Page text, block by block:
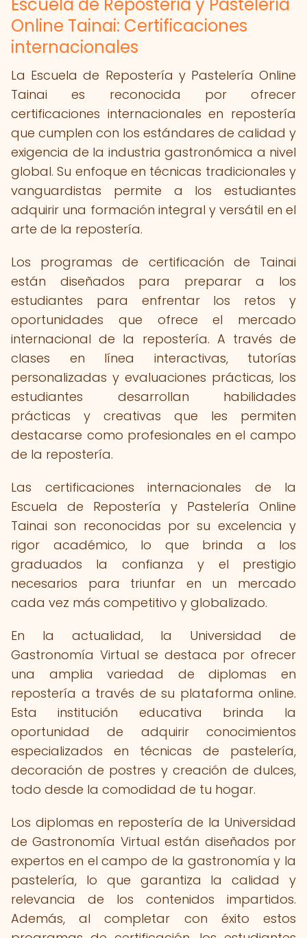
Online Tainai: Certificaciones
internacionales
La Escuela de Repostería y Pastelería Online
Tainai es reconocida por ofrecer
certificaciones internacionales en repostería
que cumplen con los estándares de calidad y
exigencia de la industria gastronómica a nivel
global. Su enfoque en técnicas tradicionales y
vanguardistas permite a los estudiantes
adquirir una formación integral y versátil en el
arte de la repostería.
Los programas de certificación de Tainai
están diseñados para preparar a los
estudiantes para enfrentar los retos y
oportunidades que ofrece el mercado
internacional de la repostería. A través de
clases en línea interactivas, tutorías
personalizadas y evaluaciones prácticas, los
estudiantes desarrollan habilidades
prácticas y creativas que les permiten
destacarse como profesionales en el campo
de la repostería.
Las certificaciones internacionales de la
Escuela de Repostería y Pastelería Online
Tainai son reconocidas por su excelencia y
rigor académico, lo que brinda a los
graduados la confianza y el prestigio
necesarios para triunfar en un mercado
cada vez más competitivo y globalizado.
En la actualidad, la Universidad de
Gastronomía Virtual se destaca por ofrecer
una amplia variedad de diplomas en
repostería a través de su plataforma online.
Esta institución educativa brinda la
oportunidad de adquirir conocimientos
especializados en técnicas de pastelería,
decoración de postres y creación de dulces,
todo desde la comodidad de tu hogar.
Los diplomas en repostería de la Universidad
de Gastronomía Virtual están diseñados por
expertos en el campo de la gastronomía y la
pastelería, lo que garantiza la calidad y
relevancia de los contenidos impartidos.
Además, al completar con éxito estos